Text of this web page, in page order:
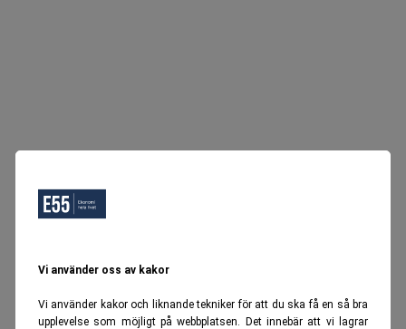
Vi använder oss av kakor
Vi använder kakor och liknande tekniker för att du ska få en så bra
upplevelse som möjligt på webbplatsen. Det innebär att vi lagrar